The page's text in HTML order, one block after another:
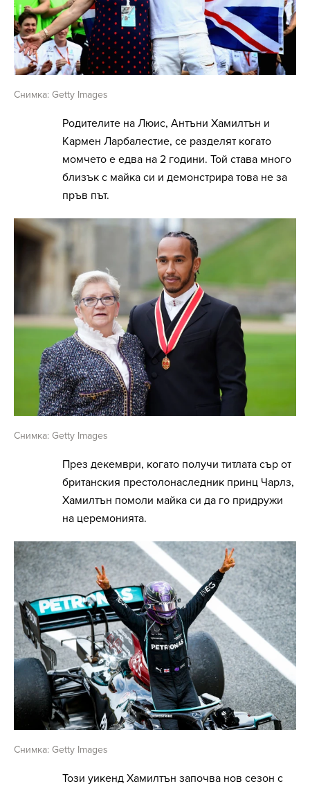
Снимка: Getty Images
Родителите на Люис, Антъни Хамилтън и
Кармен Ларбалестие, се разделят когато
момчето е едва на 2 години. Той става много
близък с майка си и демонстрира това не за
пръв път.
Снимка: Getty Images
През декември, когато получи титлата сър от
британския престолонаследник принц Чарлз,
Хамилтън помоли майка си да го придружи
на церемонията.
Снимка: Getty Images
Този уикенд Хамилтън започва нов сезон с